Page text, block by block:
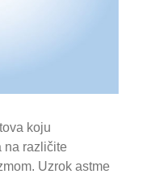
koju
na različite
Uzrok astme